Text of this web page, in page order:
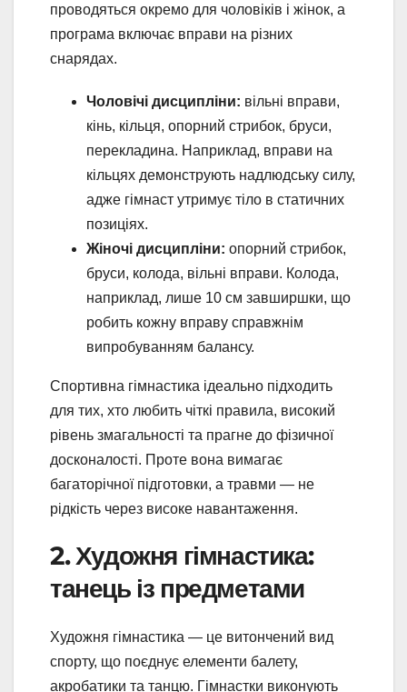
проводяться окремо для чоловіків і жінок, а
програма включає вправи на різних
снарядах.
Чоловічі дисципліни: вільні вправи,
кінь, кільця, опорний стрибок, бруси,
перекладина. Наприклад, вправи на
кільцях демонструють надлюдську силу,
адже гімнаст утримує тіло в статичних
позиціях.
Жіночі дисципліни: опорний стрибок,
бруси, колода, вільні вправи. Колода,
наприклад, лише 10 см завширшки, що
робить кожну вправу справжнім
випробуванням балансу.
Спортивна гімнастика ідеально підходить
для тих, хто любить чіткі правила, високий
рівень змагальності та прагне до фізичної
досконалості. Проте вона вимагає
багаторічної підготовки, а травми — не
рідкість через високе навантаження.
2. Художня гімнастика:
танець із предметами
Художня гімнастика — це витончений вид
спорту, що поєднує елементи балету,
акробатики та танцю. Гімнастки виконують